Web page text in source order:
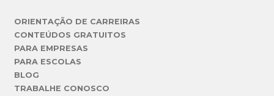
ORIENTAÇÃO DE CARREIRAS
CONTEÚDOS GRATUITOS
PARA EMPRESAS
PARA ESCOLAS
BLOG
TRABALHE CONOSCO